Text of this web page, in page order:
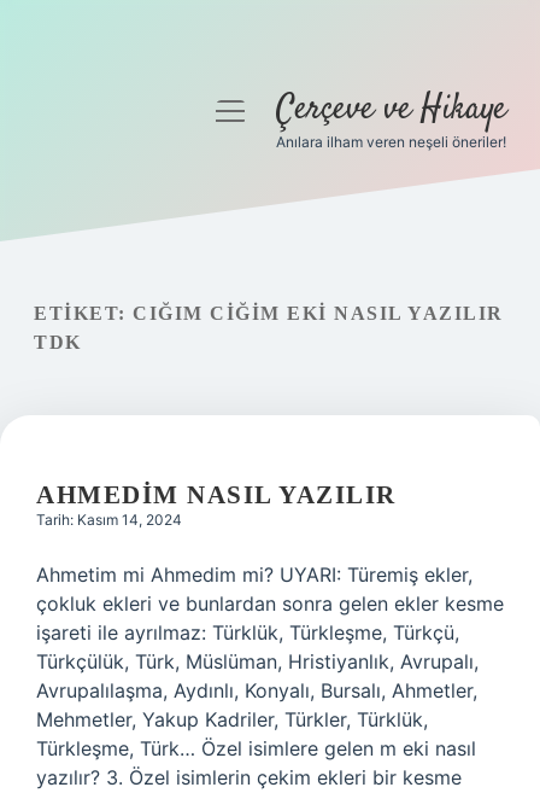
Gizlilik Politikası
Hakkımızda
menüyüÇerçeve ve Hikaye
Anılara ilham veren neşeli öneriler!
ETIKET: CIĞIM CIĞIM EKI NASIL YAZILIR
TDK
AHMEDIM NASIL YAZILIR
Tarih: Kasım 14, 2024
Ahmetim mi Ahmedim mi? UYARI: Türemiş ekler,
çokluk ekleri ve bunlardan sonra gelen ekler kesme
işareti ile ayrılmaz: Türklük, Türkleşme, Türkçü,
Türkçülük, Türk, Müslüman, Hristiyanlık, Avrupalı,
Avrupalılaşma, Aydınlı, Konyalı, Bursalı, Ahmetler,
Mehmetler, Yakup Kadriler, Türkler, Türklük,
Türkleşme, Türk… Özel isimlere gelen m eki nasıl
yazılır? 3. Özel isimlerin çekim ekleri bir kesme